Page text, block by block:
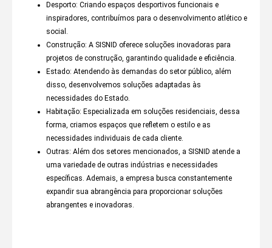
Desporto: Criando espaços desportivos funcionais e
inspiradores, contribuímos para o desenvolvimento atlético e
social.
Construção: A SISNID oferece soluções inovadoras para
projetos de construção, garantindo qualidade e eficiência.
Estado: Atendendo às demandas do setor público, além
disso, desenvolvemos soluções adaptadas às
necessidades do Estado.
Habitação: Especializada em soluções residenciais, dessa
forma, criamos espaços que refletem o estilo e as
necessidades individuais de cada cliente.
Outras: Além dos setores mencionados, a SISNID atende a
uma variedade de outras indústrias e necessidades
específicas. Ademais, a empresa busca constantemente
expandir sua abrangência para proporcionar soluções
abrangentes e inovadoras.